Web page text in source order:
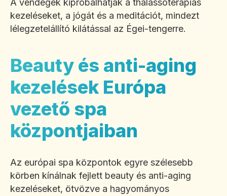
A vendégek kipróbálhatják a thalassoterápiás
kezeléseket, a jógát és a meditációt, mindezt
lélegzetelállító kilátással az Égei-tengerre.
Beauty és anti-aging
kezelések Európa
vezető spa
központjaiban
Az európai spa központok egyre szélesebb
körben kínálnak fejlett beauty és anti-aging
kezeléseket, ötvözve a hagyományos